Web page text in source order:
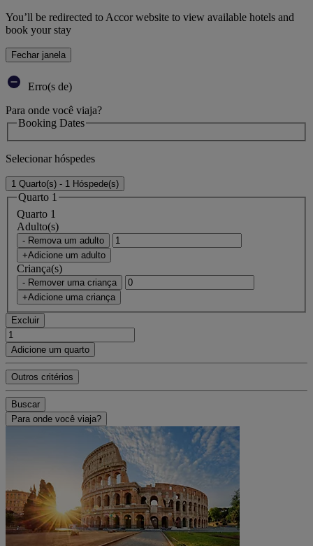
You’ll be redirected to Accor website to view available hotels and
book your stay
Fechar janela
Erro(s de)
Para onde você viaja?
Booking Dates
Selecionar hóspedes
1 Quarto(s) - 1 Hóspede(s)
Quarto 1
Quarto 1
Adulto(s)
- Remova um adulto
+Adicione um adulto
Criança(s)
- Remover uma criança
+Adicione uma criança
Excluir
Adicione um quarto
Outros critérios
Buscar
Para onde você viaja?